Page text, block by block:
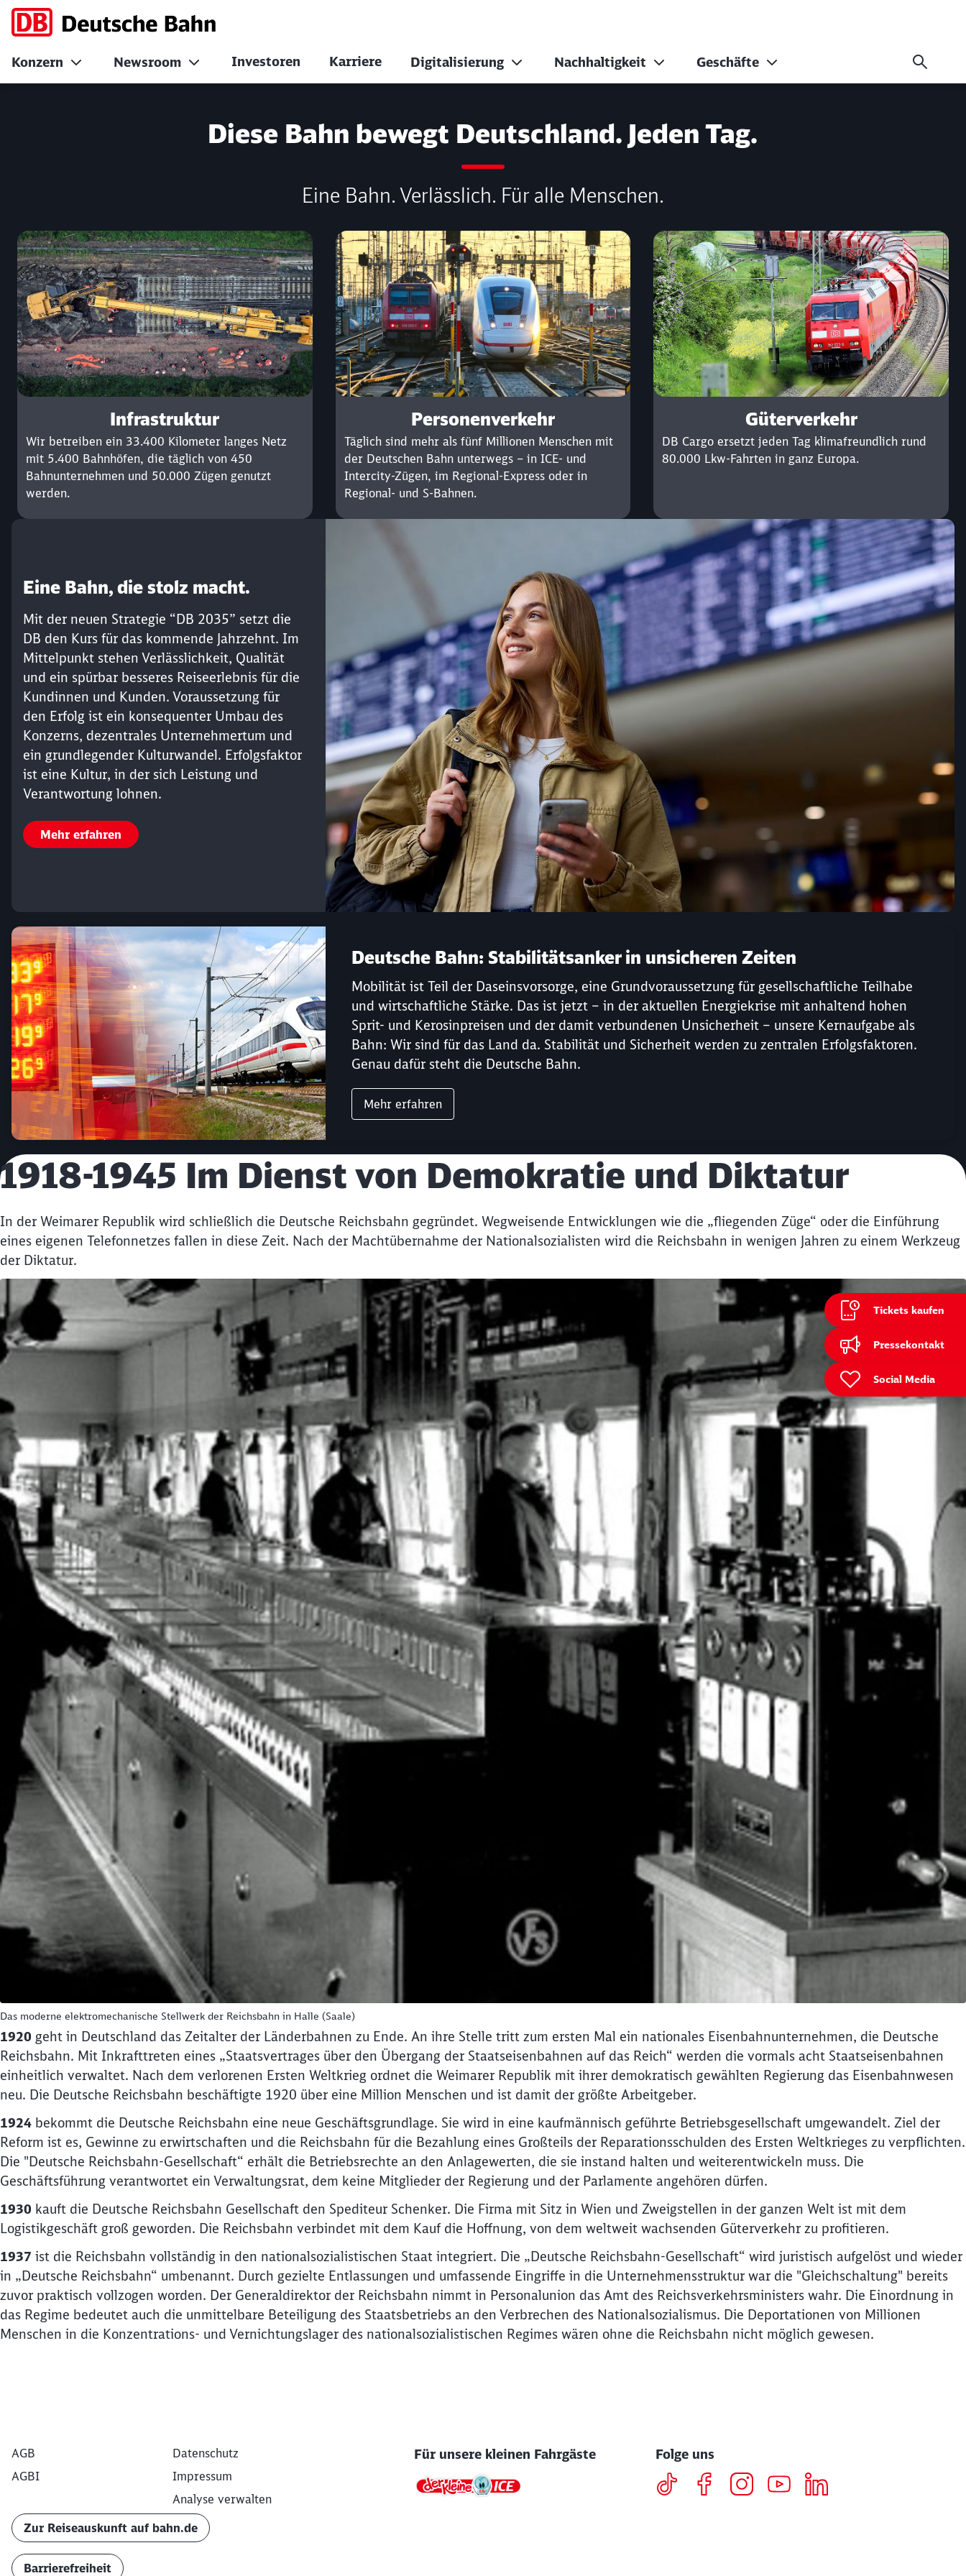
Konzern Newsroom Investoren Karriere Digitalisierung Nachhaltigkeit Geschäfte
Tickets kaufen
Pressekontakt
Social Media
Diese Bahn bewegt Deutschland. Jeden Tag.
Eine Bahn. Verlässlich. Für alle Menschen.
Infrastruktur
Wir betreiben ein 33.400 Kilometer langes Netz
mit 5.400 Bahnhöfen, die täglich von 450
Bahnunternehmen und 50.000 Zügen genutzt
werden.
Personenverkehr
Täglich sind mehr als fünf Millionen Menschen mit
der Deutschen Bahn unterwegs – in ICE- und
Intercity-Zügen, im Regional-Express oder in
Regional- und S-Bahnen.
Güterverkehr
DB Cargo ersetzt jeden Tag klimafreundlich rund
80.000 Lkw-Fahrten in ganz Europa.
Eine Bahn, die stolz macht.
Mit der neuen Strategie “DB 2035” setzt die
DB den Kurs für das kommende Jahrzehnt. Im
Mittelpunkt stehen Verlässlichkeit, Qualität
und ein spürbar besseres Reiseerlebnis für die
Kundinnen und Kunden. Voraussetzung für
den Erfolg ist ein konsequenter Umbau des
Konzerns, dezentrales Unternehmertum und
ein grundlegender Kulturwandel. Erfolgsfaktor
ist eine Kultur, in der sich Leistung und
Verantwortung lohnen.
Mehr erfahren
Deutsche Bahn: Stabilitätsanker in unsicheren Zeiten
Mobilität ist Teil der Daseinsvorsorge, eine Grundvoraussetzung für gesellschaftliche Teilhabe
und wirtschaftliche Stärke. Das ist jetzt – in der aktuellen Energiekrise mit anhaltend hohen
Sprit- und Kerosinpreisen und der damit verbundenen Unsicherheit – unsere Kernaufgabe als
Bahn: Wir sind für das Land da. Stabilität und Sicherheit werden zu zentralen Erfolgsfaktoren.
Genau dafür steht die Deutsche Bahn.
Mehr erfahren
1918-1945 Im Dienst von Demokratie und Diktatur
In der Weimarer Republik wird schließlich die Deutsche Reichsbahn gegründet. Wegweisende Entwicklungen wie die „fliegenden Züge“ oder die Einführung
eines eigenen Telefonnetzes fallen in diese Zeit. Nach der Machtübernahme der Nationalsozialisten wird die Reichsbahn in wenigen Jahren zu einem Werkzeug
der Diktatur.
Das moderne elektromechanische Stellwerk der Reichsbahn in Halle (Saale)
1920 geht in Deutschland das Zeitalter der Länderbahnen zu Ende. An ihre Stelle tritt zum ersten Mal ein nationales Eisenbahnunternehmen, die Deutsche
Reichsbahn. Mit Inkrafttreten eines „Staatsvertrages über den Übergang der Staatseisenbahnen auf das Reich“ werden die vormals acht Staatseisenbahnen
einheitlich verwaltet. Nach dem verlorenen Ersten Weltkrieg ordnet die Weimarer Republik mit ihrer demokratisch gewählten Regierung das Eisenbahnwesen
neu. Die Deutsche Reichsbahn beschäftigte 1920 über eine Million Menschen und ist damit der größte Arbeitgeber.
1924 bekommt die Deutsche Reichsbahn eine neue Geschäftsgrundlage. Sie wird in eine kaufmännisch geführte Betriebsgesellschaft umgewandelt. Ziel der
Reform ist es, Gewinne zu erwirtschaften und die Reichsbahn für die Bezahlung eines Großteils der Reparationsschulden des Ersten Weltkrieges zu verpflichten.
Die "Deutsche Reichsbahn-Gesellschaft“ erhält die Betriebsrechte an den Anlagewerten, die sie instand halten und weiterentwickeln muss. Die
Geschäftsführung verantwortet ein Verwaltungsrat, dem keine Mitglieder der Regierung und der Parlamente angehören dürfen.
1930 kauft die Deutsche Reichsbahn Gesellschaft den Spediteur Schenker. Die Firma mit Sitz in Wien und Zweigstellen in der ganzen Welt ist mit dem
Logistikgeschäft groß geworden. Die Reichsbahn verbindet mit dem Kauf die Hoffnung, von dem weltweit wachsenden Güterverkehr zu profitieren.
1937 ist die Reichsbahn vollständig in den nationalsozialistischen Staat integriert. Die „Deutsche Reichsbahn-Gesellschaft“ wird juristisch aufgelöst und wieder
in „Deutsche Reichsbahn“ umbenannt. Durch gezielte Entlassungen und umfassende Eingriffe in die Unternehmensstruktur war die "Gleichschaltung" bereits
zuvor praktisch vollzogen worden. Der Generaldirektor der Reichsbahn nimmt in Personalunion das Amt des Reichsverkehrsministers wahr. Die Einordnung in
das Regime bedeutet auch die unmittelbare Beteiligung des Staatsbetriebs an den Verbrechen des Nationalsozialismus. Die Deportationen von Millionen
Menschen in die Konzentrations- und Vernichtungslager des nationalsozialistischen Regimes wären ohne die Reichsbahn nicht möglich gewesen.
AGB
AGBI
Datenschutz
Impressum
Analyse verwalten
Für unsere kleinen Fahrgäste Folge uns
Zur Reiseauskunft auf bahn.de
Barrierefreiheit
Möchten Sie zuweitergeleitet werden?
Weiter